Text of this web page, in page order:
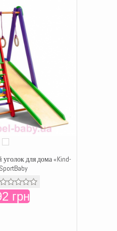
для дома «Kind-
грн